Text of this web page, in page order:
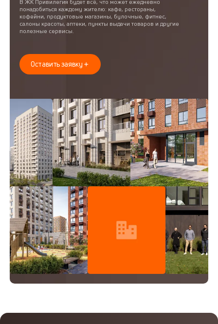
понадобиться каждому жителю: кафе, рестораны,
кофейни, продуктовые магазины, булочные, фитнес,
салоны красоты, аптеки, пункты выдачи товаров и другие
полезные сервисы.
Оставить заявку